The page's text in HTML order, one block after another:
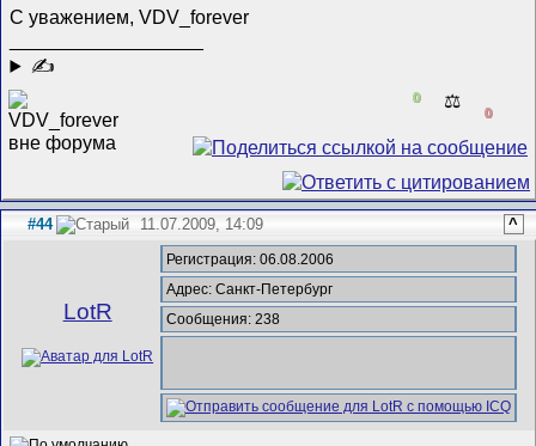
С уважением, VDV_forever
✍
0 ⚖️
0
#44 11.07.2009, 14:09 ^
LotR
Регистрация: 06.08.2006
Адрес: Санкт-Петербург
Сообщения: 238